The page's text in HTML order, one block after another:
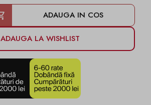
ADAUGA IN COS
ADAUGA LA WISHLIST